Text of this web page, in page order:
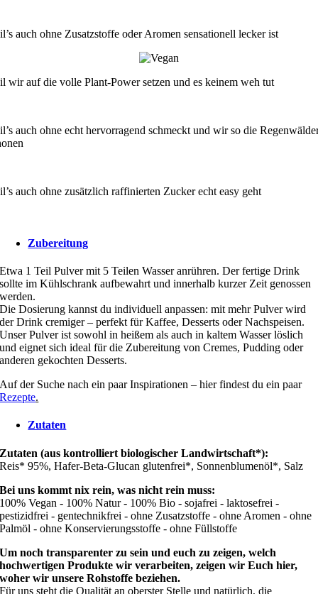
auch ohne Zusatzstoffe oder Aromen sensationell lecker ist
wir auf die volle Plant-Power setzen und es keinem weh tut
auch ohne echt hervorragend schmeckt und wir so die
auch ohne zusätzlich raffinierten Zucker echt easy geht
Zubereitung
Etwa 1 Teil Pulver mit 5 Teilen Wasser anrühren. Der fertige Drink
sollte im Kühlschrank aufbewahrt und innerhalb kurzer Zeit genossen
werden.
Die Dosierung kannst du individuell anpassen: mit mehr Pulver wird
der Drink cremiger – perfekt für Kaffee, Desserts oder Nachspeisen.
Unser Pulver ist sowohl in heißem als auch in kaltem Wasser löslich
und eignet sich ideal für die Zubereitung von Cremes, Pudding oder
anderen gekochten Desserts.
Auf der Suche nach ein paar Inspirationen – hier findest du ein paar
Rezepte.
Zutaten
Zutaten (aus kontrolliert biologischer Landwirtschaft*):
Reis* 95%, Hafer-Beta-Glucan glutenfrei*, Sonnenblumenöl*, Salz
Bei uns kommt nix rein, was nicht rein muss:
100% Vegan - 100% Natur - 100% Bio - sojafrei - laktosefrei -
pestizidfrei - gentechnikfrei - ohne Zusatzstoffe - ohne Aromen - ohne
Palmöl - ohne Konservierungsstoffe - ohne Füllstoffe
Um noch transparenter zu sein und euch zu zeigen, welch
hochwertigen Produkte wir verarbeiten, zeigen wir Euch hier,
woher wir unsere Rohstoffe beziehen.
Für uns steht die Qualität an oberster Stelle und natürlich, die